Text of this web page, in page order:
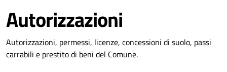
Autorizzazioni
Autorizzazioni, permessi, licenze, concessioni di suolo, passi
carrabili e prestito di beni del Comune.